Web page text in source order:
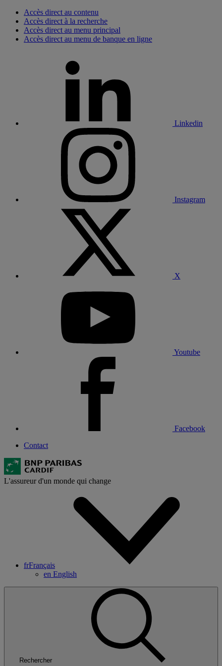
Accès direct au contenu
Accès direct à la recherche
Accès direct au menu principal
Accès direct au menu de banque en ligne
Linkedin
Instagram
X
Youtube
Facebook
Contact
L'assureur d'un monde qui change
frFrançais
en English
Rechercher